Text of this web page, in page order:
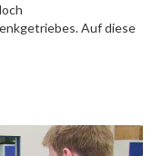
Auf diese